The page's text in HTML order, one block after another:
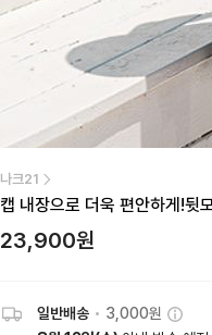
나크21
캡 내장으로 더욱 편안하게!뒷
23,900원
일반배송 • 3,000원